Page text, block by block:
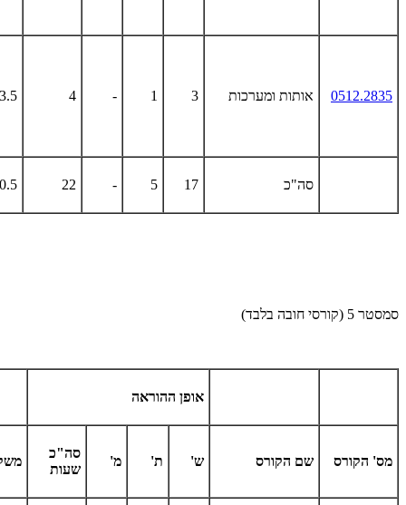
0512.2835 אותות ומערכות 3
1
-
4
3.5
סה"כ 17
5
-
22
סמסטר 5 (קורסי חובה בלבד)
אופן ההוראה
מס' הקורס שם הקורס ש' ת' מ'
סה"כ
שעות